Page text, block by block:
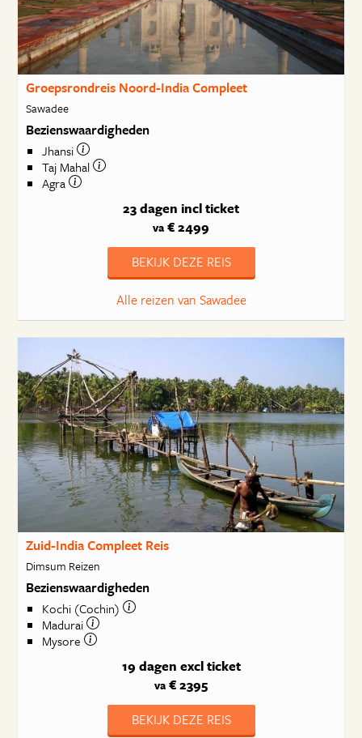
Groepsrondreis Noord-India Compleet
Sawadee
Bezienswaardigheden
Jhansi
Taj Mahal
Agra
23 dagen incl ticket
va € 2499
BEKIJK DEZE REIS
Alle reizen van Sawadee
Zuid-India Compleet Reis
Dimsum Reizen
Bezienswaardigheden
Kochi (Cochin)
Madurai
Mysore
19 dagen excl ticket
va € 2395
BEKIJK DEZE REIS